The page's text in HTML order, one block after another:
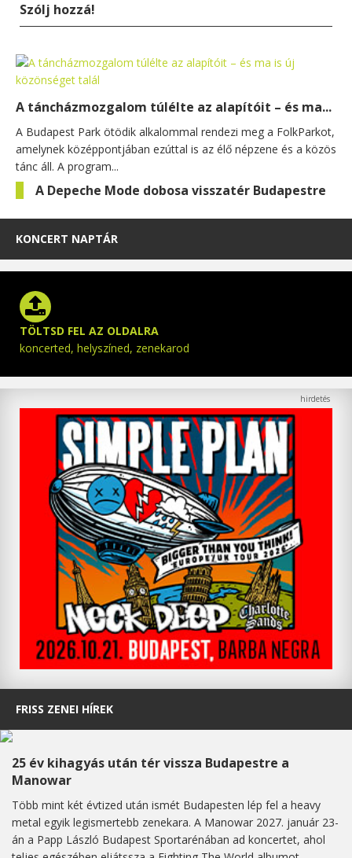
Szólj hozzá!
A táncházmozgalom túlélte az alapítóit – és ma...
A Budapest Park ötödik alkalommal rendezi meg a FolkParkot,
amelynek középpontjában ezúttal is az élő népzene és a közös
tánc áll. A program...
A Depeche Mode dobosa visszatér Budapestre
KONCERT NAPTÁR
TÖLTSD FEL AZ OLDALRA
koncerted, helyszíned, zenekarod
FRISS ZENEI HÍREK
25 év kihagyás után tér vissza Budapestre a
Manowar
Több mint két évtized után ismét Budapesten lép fel a heavy
metal egyik legismertebb zenekara. A Manowar 2027. január 23-
án a Papp László Budapest Sportarénában ad koncertet, ahol